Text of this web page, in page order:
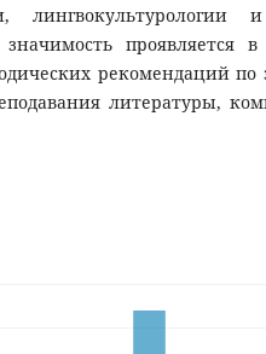
лингвокультурологии
проявляется в
рекомендаций по
литературы,